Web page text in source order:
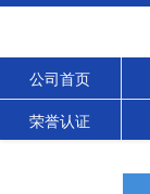
公司首页
荣誉认证